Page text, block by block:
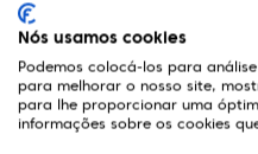
Aro-Completo
Formato
Quadrado
Genero
A Optivisão
Nós usamos cookies
Podemos colocá-los para
para melhorar o nosso site,
para lhe proporcionar uma
informações sobre os cookies